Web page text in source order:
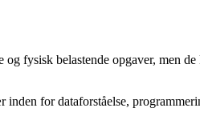
fysisk belastende opgaver, men
for dataforståelse,